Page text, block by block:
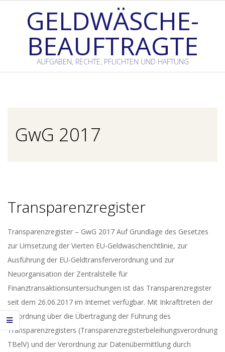
GELDWÄSCHE-
BEAUFTRAGTE
AUFGABEN, RECHTE, PFLICHTEN UND HAFTUNG
GwG 2017
Transparenzregister
2017-
07-
21
Transparenzregister – GwG 2017 Auf Grundlage des Gesetzes
zur Umsetzung der Vierten EU-Geldwäscherichtlinie, zur
Ausführung der EU-Geldtransferverordnung und zur
Neuorganisation der Zentralstelle für
Finanztransaktionsuntersuchungen ist das Transparenzregister
seit dem 26.06.2017 im Internet verfügbar. Mit Inkrafttreten der
Verordnung über die Übertragung der Führung des
Transparenzregisters (Transparenzregisterbeleihungsverordnung
TBelV) und der Verordnung zur Datenübermittlung durch